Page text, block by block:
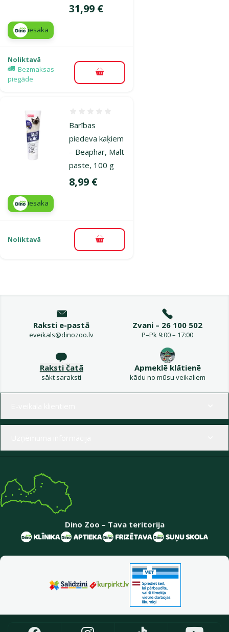
Cena
31,99 €
iesaka
Noliktavā
Bezmaksas
piegāde
Pievienot grozam
Barības
piedeva kaķiem
– Beaphar, Malt
paste, 100 g
Cena
8,99 €
iesaka
Noliktavā Pievienot grozam
Raksti e-pastā
eveikals@dinozoo.lv
Zvani – 26 100 502
P–Pk 9:00 – 17:00
Raksti čatā
sākt saraksti
Apmeklē klātienē
kādu no mūsu veikaliem
Dino Zoo – Tava teritorija